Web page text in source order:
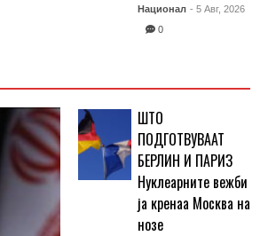
Национал - 5 Авг, 2026
0
ШТО
ПОДГОТВУВААТ
БЕРЛИН И ПАРИЗ
Нуклеарните вежби
ја кренаа Москва на
нозе